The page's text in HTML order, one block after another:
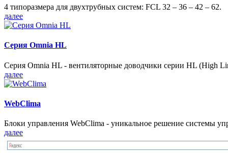
4 типоразмера для двухтрубных систем: FCL 32 – 36 – 42 – 62.
далее
Серия Omnia HL
Серия Omnia HL - вентиляторные доводчики серии HL (High
далее
WebClima
Блоки упрaвлeния WebClima - уникальное решение системы
далее